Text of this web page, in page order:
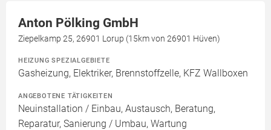
Anton Pölking GmbH
Ziepelkamp 25, 26901 Lorup (15km von 26901 Hüven)
HEIZUNG SPEZIALGEBIETE
Gasheizung, Elektriker, Brennstoffzelle, KFZ Wallboxen
ANGEBOTENE TÄTIGKEITEN
Neuinstallation / Einbau, Austausch, Beratung,
Reparatur, Sanierung / Umbau, Wartung